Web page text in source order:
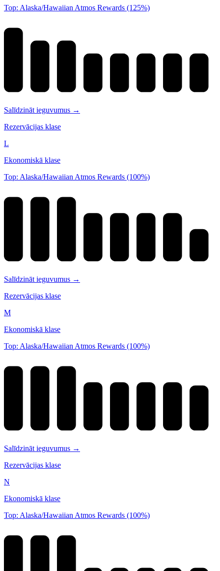
Top: Alaska/Hawaiian Atmos Rewards (125%)
Salīdzināt ieguvumus →
Rezervācijas klase
L
Ekonomiskā klase
Top: Alaska/Hawaiian Atmos Rewards (100%)
Salīdzināt ieguvumus →
Rezervācijas klase
M
Ekonomiskā klase
Top: Alaska/Hawaiian Atmos Rewards (100%)
Salīdzināt ieguvumus →
Rezervācijas klase
N
Ekonomiskā klase
Top: Alaska/Hawaiian Atmos Rewards (100%)